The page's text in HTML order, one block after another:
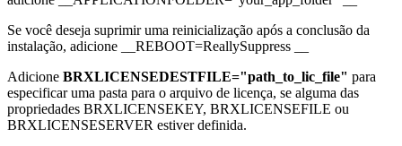
Se você deseja suprimir uma reinicialização após a conclusão da
instalação, adicione __REBOOT=ReallySuppress __
Adicione BRXLICENSEDESTFILE="path_to_lic_file" para
especificar uma pasta para o arquivo de licença, se alguma das
propriedades BRXLICENSEKEY, BRXLICENSEFILE ou
BRXLICENSESERVER estiver definida.